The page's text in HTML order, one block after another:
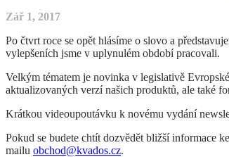
Zář 1, 2017
Po čtvrt roce se opět hlásíme o slovo a
vylepšeních jsme v uplynulém období pracovali.
Velkým tématem je novinka v legislativě
aktualizovaných verzí našich produktů, ale také
Krátkou videoupoutávku k novému vydání
Pokud se budete chtít dozvědět bližší informace
mailu obchod@kvados.cz.